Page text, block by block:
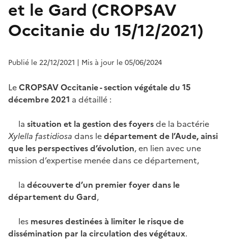
et le Gard (CROPSAV
Occitanie du 15/12/2021)
Publié le 22/12/2021 | Mis à jour le 05/06/2024
LeCROPSAV Occitanie - section végétale du 15
décembre 2021 a détaillé :
la situation et la gestion des foyersde la bactérie
Xylella fastidiosa dans ledépartement de l’Aude, ainsi
que les perspectives d’évolution, en lien avec une
mission d’expertise menée dans ce département,
la découverte d’un premier foyer dans le
département du Gard,
les mesures destinées à limiter le risque de
dissémination par la circulation des végétaux.